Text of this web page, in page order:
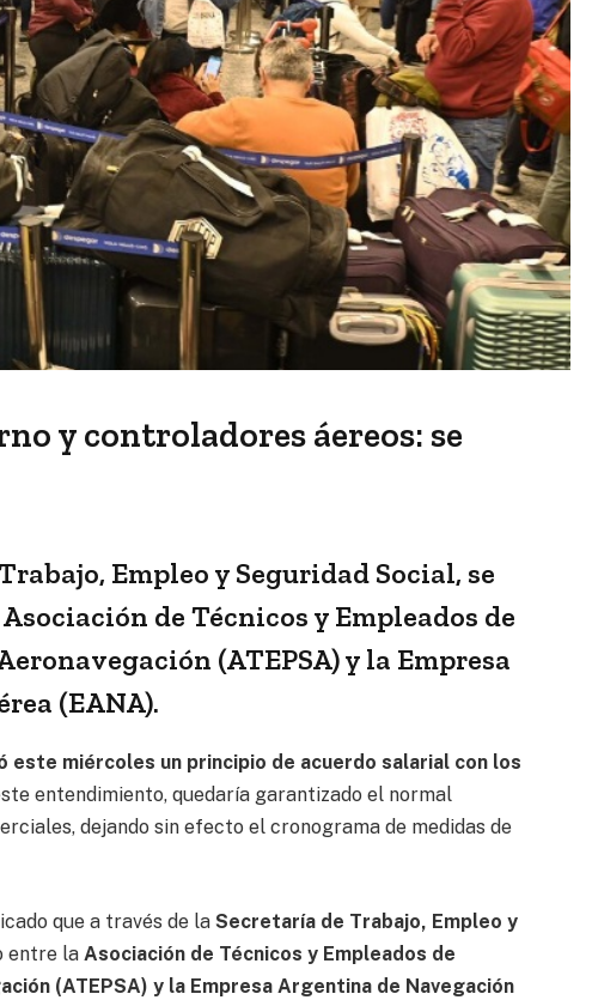
y controladores áereos: se
Empleo y Seguridad Social, se
de Técnicos y Empleados de
(ATEPSA) y la Empresa
(EANA).
este miércoles un principio de acuerdo salarial con los
entendimiento, quedaría garantizado el normal
dejando sin efecto el cronograma de medidas de
que a través de laSecretaría de Trabajo, Empleo y
entre laAsociación de Técnicos y Empleados de
(ATEPSA) y la Empresa Argentina de Navegación